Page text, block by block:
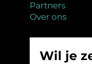
Partners
Over ons
Wil je